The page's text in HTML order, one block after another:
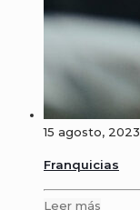
15 agosto, 2023
Franquicias
Leer más